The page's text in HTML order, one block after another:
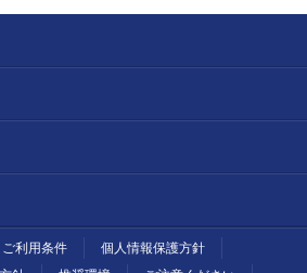
利用条件
個人情報保護方針